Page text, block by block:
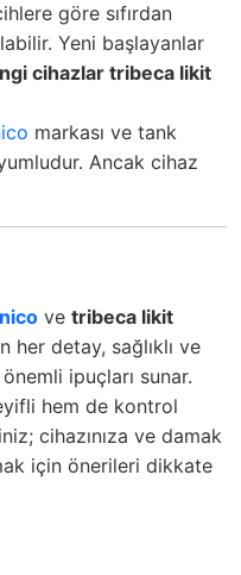
göre sıfırdan
Yeni başlayanlar
cihazlar tribeca likit
markası ve tank
Ancak cihaz
ve tribeca likit
her detay, sağlıklı ve
ipuçları sunar.
hem de kontrol
cihazınıza ve damak
için önerileri dikkate